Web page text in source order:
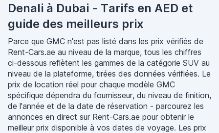
Denali à Dubai - Tarifs en AED et
guide des meilleurs prix
Parce que GMC n'est pas listé dans les prix vérifiés de
Rent-Cars.ae au niveau de la marque, tous les chiffres
ci-dessous reflètent les gammes de la catégorie SUV au
niveau de la plateforme, tirées des données vérifiées. Le
prix de location réel pour chaque modèle GMC
spécifique dépendra du fournisseur, du niveau de finition,
de l'année et de la date de réservation - parcourez les
annonces en direct sur Rent-Cars.ae pour obtenir le
meilleur prix disponible à vos dates de voyage. Les prix